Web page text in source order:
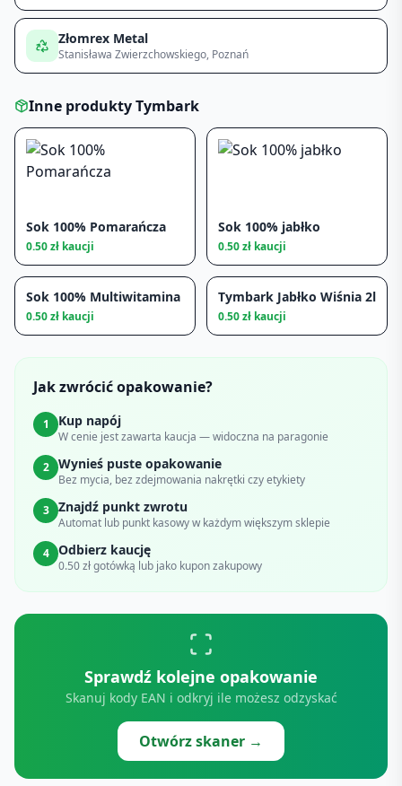
Złomrex Metal
Stanisława Zwierzchowskiego, Poznań
Inne produktyTymbark
Sok 100% Pomarańcza
0.50zł kaucji
Sok 100% jabłko
0.50zł kaucji
Sok 100% Multiwitamina
0.50zł kaucji
Tymbark Jabłko Wiśnia 2l
0.50zł kaucji
Jak zwrócić opakowanie?
1 Kup napój
W cenie jest zawarta kaucja — widoczna na paragonie
2
Wynieś puste opakowanie
Bez mycia, bez zdejmowania nakrętki czy etykiety
3
Znajdź punkt zwrotu
Automat lub punkt kasowy w każdym większym sklepie
4
Odbierz kaucję
0.50 zł gotówką lub jako kupon zakupowy
Sprawdź kolejne opakowanie
Skanuj kody EAN i odkryj ile możesz odzyskać
Otwórz skaner →